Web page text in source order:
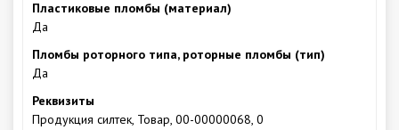
Пластиковые пломбы (материал)
Да
Пломбы роторного типа, роторные пломбы (тип)
Да
Реквизиты
Продукция силтек, Товар, 00-00000068, 0